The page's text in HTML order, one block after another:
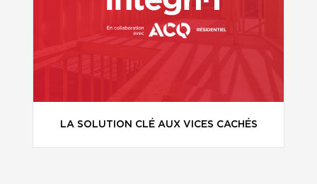
LA SOLUTION CLÉ AUX VICES CACHÉS